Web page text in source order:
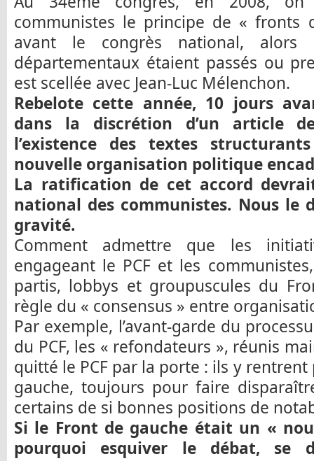
communistes le principe de « fronts
avant le congrès national, alors
départementaux étaient passés ou
est scellée avec Jean-Luc Mélenchon.
Rebelote cette année, 10 jours
dans la discrétion d’un article
l’existence des textes
nouvelle organisation politique
La ratification de cet accord
national des communistes. Nous le
gravité.
Comment admettre que les
engageant le PCF et les
partis, lobbys et groupuscules du
règle du « consensus » entre
Par exemple, l’avant-garde du
du PCF, les « refondateurs », réunis
quitté le PCF par la porte : ils y
gauche, toujours pour faire
certains de si bonnes positions de
Si le Front de gauche était un «
pourquoi esquiver le débat, se